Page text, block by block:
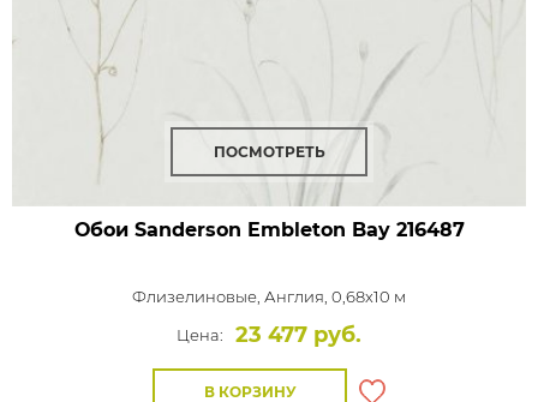
ПОСМОТРЕТЬ
Обои Sanderson Embleton Bay216487
Флизелиновые, Англия, 0,68x10 м
Цена:
23 477 руб.
В КОРЗИНУ